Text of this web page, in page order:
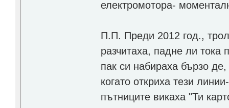
електромотора-
П.П. Преди 2012 год.,
разчитаха, падне ли тока
пак си набираха бързо
когато откриха тези
пътниците викаха "Ти